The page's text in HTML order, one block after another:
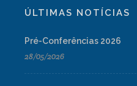
ÚLTIMAS NOTÍCIAS
Pré-Conferências 2026
28/05/2026